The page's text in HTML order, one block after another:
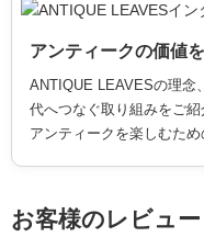
アンティークの価値
ANTIQUE LEAVESの理念
代へつなぐ取り組みをご
アンティークを楽しむた
お客様のレビュー